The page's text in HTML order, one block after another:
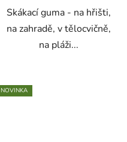
Skákací guma - na hřišti,
na zahradě, v tělocvičně,
na pláži...
NOVINKA